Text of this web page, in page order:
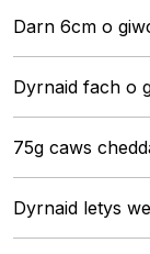
Darn 6cm o
Dyrnaid fach o
75g caws
Dyrnaid letys